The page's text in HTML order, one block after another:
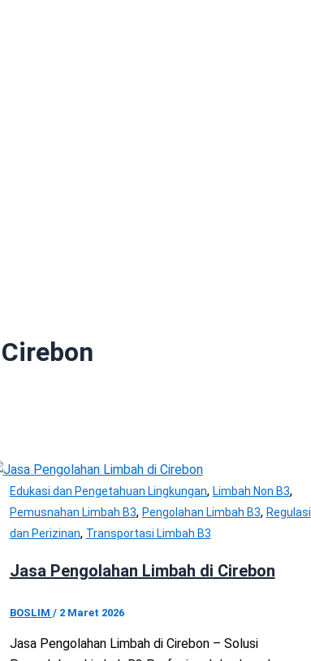
Edukasi dan Pengetahuan Lingkungan, Limbah Non B3,
Pemusnahan Limbah B3, Pengolahan Limbah B3, Regulasi
dan Perizinan, Transportasi Limbah B3
Jasa Pengolahan Limbah di Cirebon
BOSLIM / 2 Maret 2026
Jasa Pengolahan Limbah di Cirebon – Solusi